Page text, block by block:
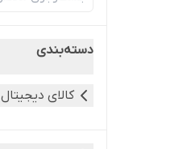
دسته‌بندی
کالای دیجیتال